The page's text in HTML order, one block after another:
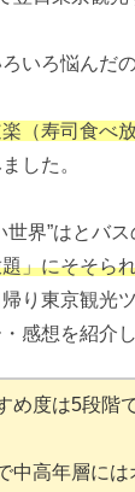
いろ悩んだ
（寿司食べ
した。
世界”はとバ
」にそそら
り東京観光
感想を紹介し
め度は5段階
中高年層には